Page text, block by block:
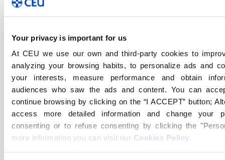
Your privacy is important for us
At CEU we use our own and third-party cookies to
analyzing your browsing habits, to personalize ads and
your interests, measure performance and obtain
audiences who saw the ads and content. You can
continue browsing by clicking on the “I ACCEPT” button;
access more detailed information and change your
consenting or to refuse consenting by clicking the
more information you can visit our Cookies Policy.
La presente Política está a disposición de todos
los Miembros de la Fundación en la Intranet de la
5. Comunicación de conductas
A los efectos de que la presente Política tenga una
aplicación efectiva, la Fundación se ha dotado de un
Canal Ético de Comunicación.
Por ello, eventuales consultas, comunicaciones,
observaciones o denuncias de los Miembros de la
Fundación en materia de prevención penal, deberán
cursarse necesariamente a través del Canal Ético de la